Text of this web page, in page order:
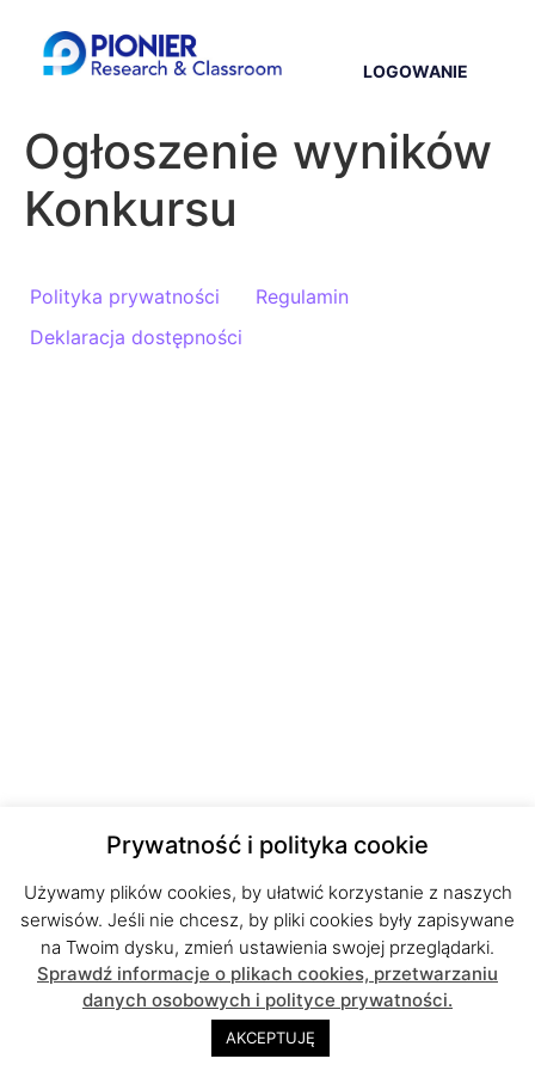
LOGOWANIE
Ogłoszenie wyników
Konkursu
Polityka prywatności
Regulamin
Deklaracja dostępności
Prywatność i polityka cookie
Używamy plików cookies, by ułatwić korzystanie z naszych
serwisów. Jeśli nie chcesz, by pliki cookies były zapisywane
na Twoim dysku, zmień ustawienia swojej przeglądarki.
Sprawdź informacje o plikach cookies, przetwarzaniu
danych osobowych i polityce prywatności.
AKCEPTUJĘ